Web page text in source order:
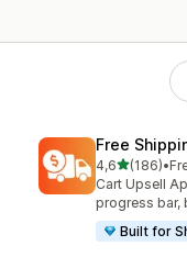
Free
4,6stelle su 5
(186)
186 recensioni
•
Cart Upsell
progress bar,
Built for